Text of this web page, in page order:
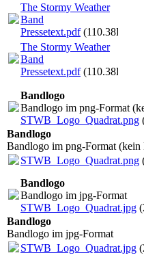
The Stormy Weather
Band
Pressetext.pdf(110.38KB)
The Stormy Weather
Band
Pressetext.pdf(110.38KB)
Bandlogo
Bandlogo im png-Format
STWB_Logo_Quadrat.png
Bandlogo
Bandlogo im png-Format (kein
STWB_Logo_Quadrat.png
Bandlogo
Bandlogo im jpg-Format
STWB_Logo_Quadrat.jpg
Bandlogo
Bandlogo im jpg-Format
STWB_Logo_Quadrat.jpg